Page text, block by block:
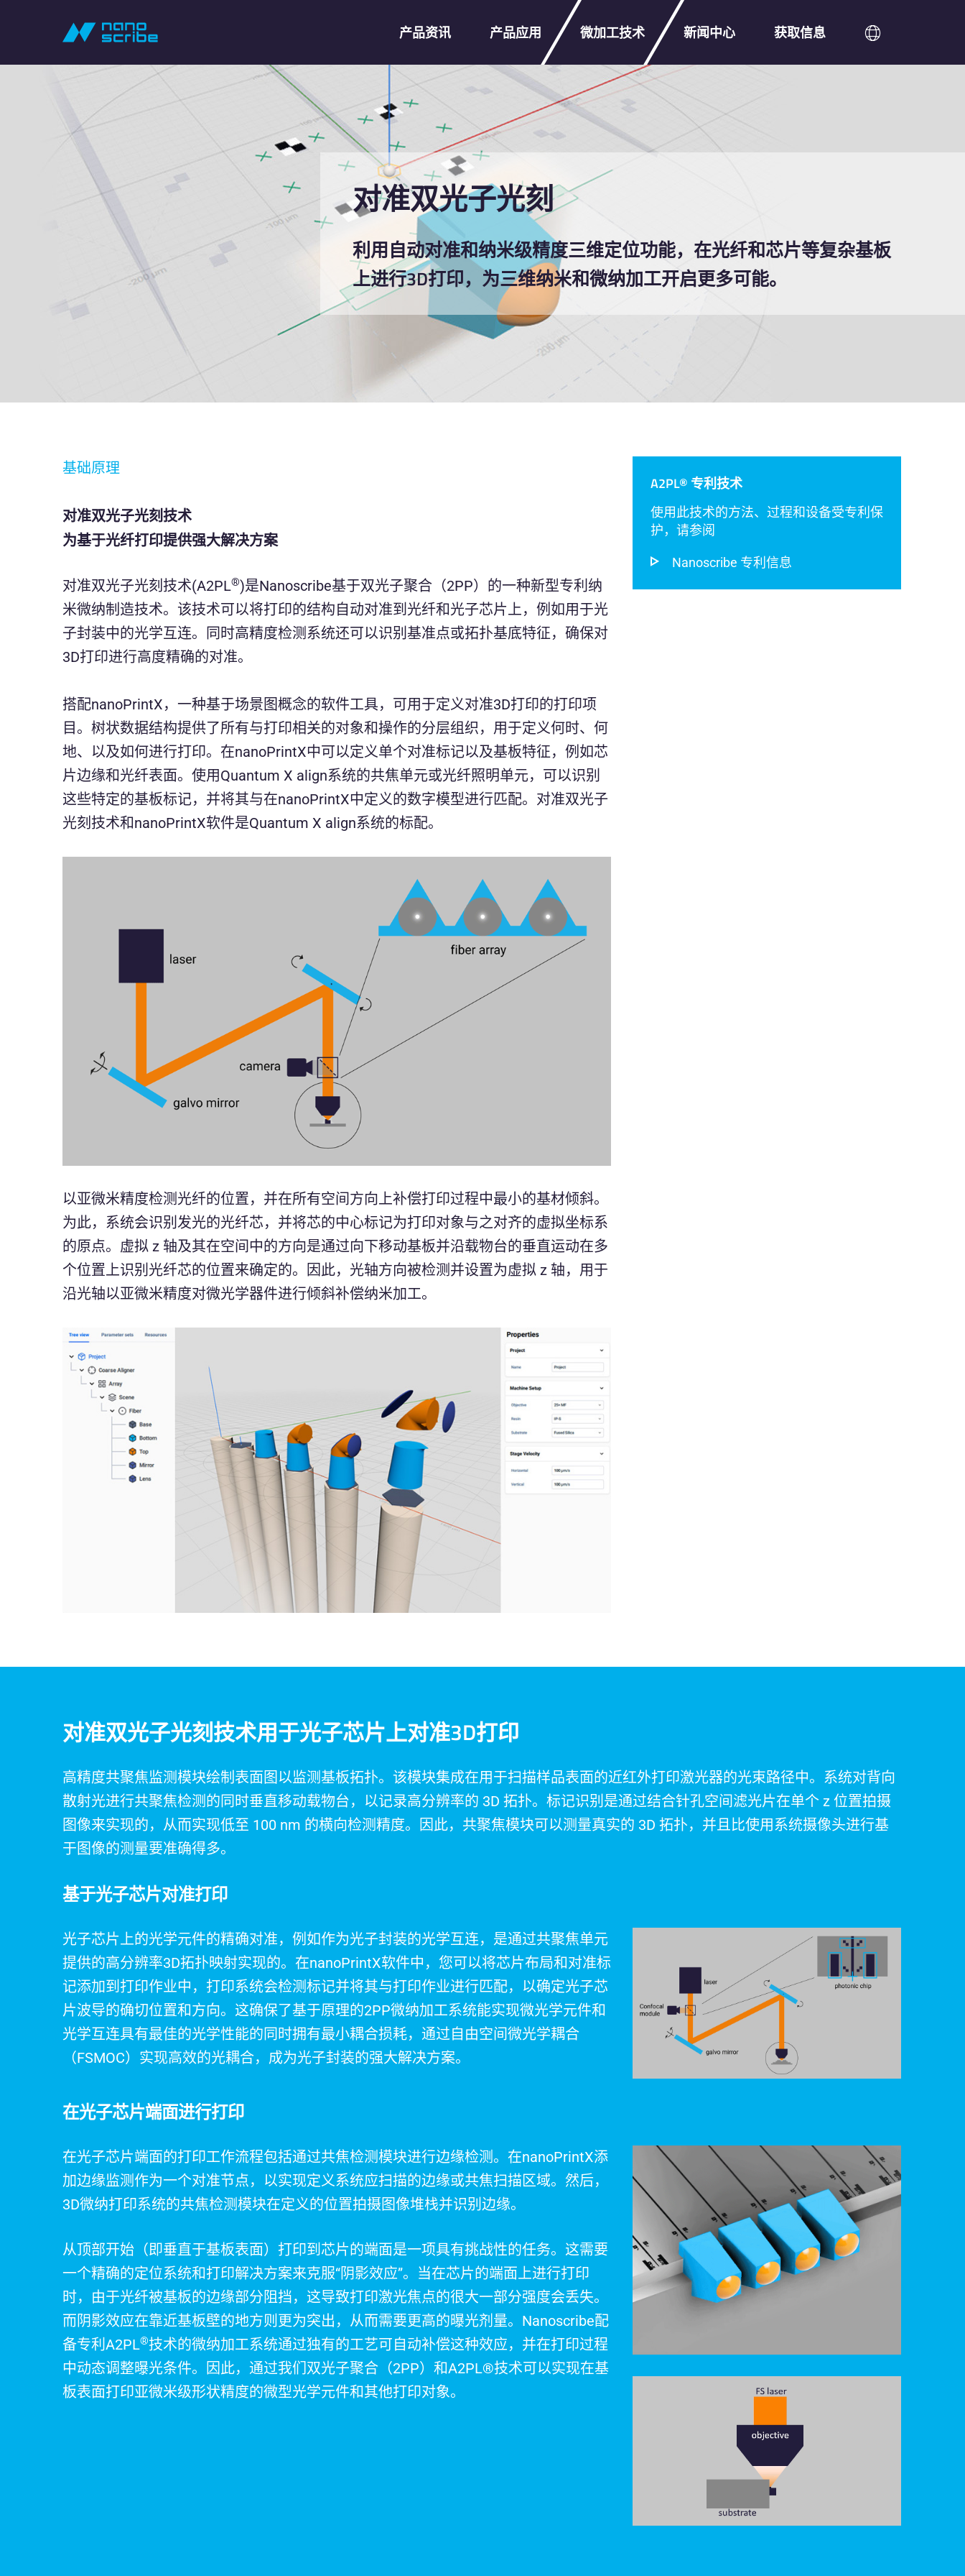
产品资讯 产品应用 微加工技术 新闻中心 获取信息
对准双光子光刻
利用自动对准和纳米级精度三维定位功能，在光纤和芯片等复杂基板
上进行3D打印，为三维纳米和微纳加工开启更多可能。
基础原理
对准双光子光刻技术
为基于光纤打印提供强大解决方案
对准双光子光刻技术(A2PL®)是Nanoscribe基于双光子聚合（2PP）的一种新型专利纳
米微纳制造技术。该技术可以将打印的结构自动对准到光纤和光子芯片上，例如用于光
子封装中的光学互连。同时高精度检测系统还可以识别基准点或拓扑基底特征，确保对
3D打印进行高度精确的对准。
搭配nanoPrintX，一种基于场景图概念的软件工具，可用于定义对准3D打印的打印项
目。树状数据结构提供了所有与打印相关的对象和操作的分层组织，用于定义何时、何
地、以及如何进行打印。在nanoPrintX中可以定义单个对准标记以及基板特征，例如芯
片边缘和光纤表面。使用Quantum X align系统的共焦单元或光纤照明单元，可以识别
这些特定的基板标记，并将其与在nanoPrintX中定义的数字模型进行匹配。对准双光子
光刻技术和nanoPrintX软件是Quantum X align系统的标配。
以亚微米精度检测光纤的位置，并在所有空间方向上补偿打印过程中最小的基材倾斜。
为此，系统会识别发光的光纤芯，并将芯的中心标记为打印对象与之对齐的虚拟坐标系
的原点。虚拟 z 轴及其在空间中的方向是通过向下移动基板并沿载物台的垂直运动在多
个位置上识别光纤芯的位置来确定的。因此，光轴方向被检测并设置为虚拟 z 轴，用于
沿光轴以亚微米精度对微光学器件进行倾斜补偿纳米加工。
A2PL® 专利技术
使用此技术的方法、过程和设备受专利保
护，请参阅
Nanoscribe 专利信息
对准双光子光刻技术用于光子芯片上对准3D打印
高精度共聚焦监测模块绘制表面图以监测基板拓扑。该模块集成在用于扫描样品表面的近红外打印激光器的光束路径中。系统对背向
散射光进行共聚焦检测的同时垂直移动载物台，以记录高分辨率的 3D 拓扑。标记识别是通过结合针孔空间滤光片在单个 z 位置拍摄
图像来实现的，从而实现低至 100 nm 的横向检测精度。因此，共聚焦模块可以测量真实的 3D 拓扑，并且比使用系统摄像头进行基
于图像的测量要准确得多。
基于光子芯片对准打印
光子芯片上的光学元件的精确对准，例如作为光子封装的光学互连，是通过共聚焦单元
提供的高分辨率3D拓扑映射实现的。在nanoPrintX软件中，您可以将芯片布局和对准标
记添加到打印作业中，打印系统会检测标记并将其与打印作业进行匹配，以确定光子芯
片波导的确切位置和方向。这确保了基于原理的2PP微纳加工系统能实现微光学元件和
光学互连具有最佳的光学性能的同时拥有最小耦合损耗，通过自由空间微光学耦合
（FSMOC）实现高效的光耦合，成为光子封装的强大解决方案。
在光子芯片端面进行打印
在光子芯片端面的打印工作流程包括通过共焦检测模块进行边缘检测。在nanoPrintX添
加边缘监测作为一个对准节点，以实现定义系统应扫描的边缘或共焦扫描区域。然后，
3D微纳打印系统的共焦检测模块在定义的位置拍摄图像堆栈并识别边缘。
从顶部开始（即垂直于基板表面）打印到芯片的端面是一项具有挑战性的任务。这需要
一个精确的定位系统和打印解决方案来克服“阴影效应”。当在芯片的端面上进行打印
时，由于光纤被基板的边缘部分阻挡，这导致打印激光焦点的很大一部分强度会丢失。
而阴影效应在靠近基板壁的地方则更为突出，从而需要更高的曝光剂量。Nanoscribe配
备专利A2PL®技术的微纳加工系统通过独有的工艺可自动补偿这种效应，并在打印过程
中动态调整曝光条件。因此，通过我们双光子聚合（2PP）和A2PL®技术可以实现在基
板表面打印亚微米级形状精度的微型光学元件和其他打印对象。